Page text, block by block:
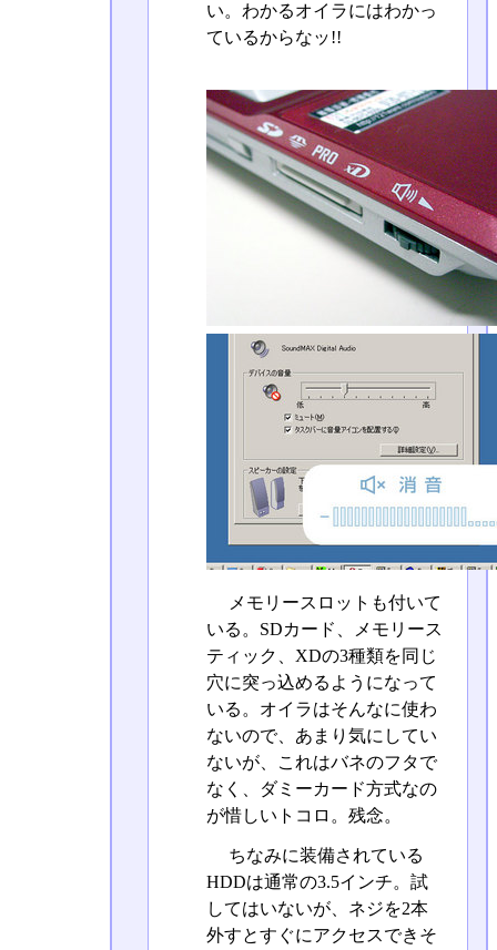
い。わかるオイラにはわかっ
ているからなッ!!
メモリースロットも付いて
いる。SDカード、メモリース
ティック、XDの3種類を同じ
穴に突っ込めるようになって
いる。オイラはそんなに使わ
ないので、あまり気にしてい
ないが、これはバネのフタで
なく、ダミーカード方式なの
が惜しいトコロ。残念。
ちなみに装備されている
HDDは通常の3.5インチ。試
してはいないが、ネジを2本
外すとすぐにアクセスできそ